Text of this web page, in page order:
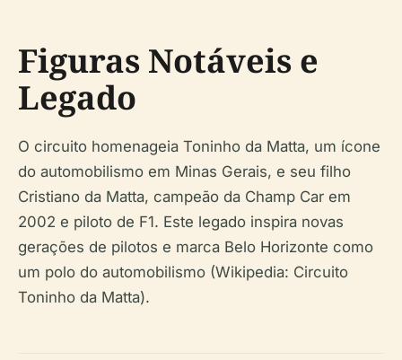
Figuras Notáveis e
Legado
O circuito homenageia Toninho da Matta, um ícone
do automobilismo em Minas Gerais, e seu filho
Cristiano da Matta, campeão da Champ Car em
2002 e piloto de F1. Este legado inspira novas
gerações de pilotos e marca Belo Horizonte como
um polo do automobilismo (Wikipedia: Circuito
Toninho da Matta).